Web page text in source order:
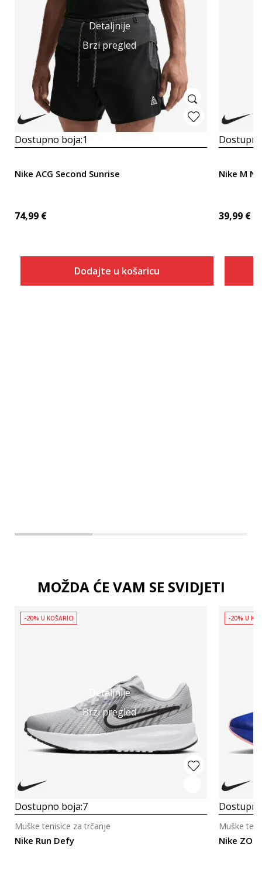
Detaljnije
Brzi pregled
Dostupno boja:1
Nike ACG Second Sunrise
74,99 €
Dodajte u košaricu
Nike M NK
39,99 €
MOŽDA ĆE VAM SE SVIDJETI
Detaljnije
Brzi pregled
-20% U KOŠARICI
Dostupno boja:7
Nike Run Defy
Muške tenisice za trčanje
-20% U
Nike
Muške